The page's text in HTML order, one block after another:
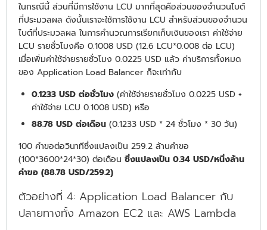
ในกรณีนี้ ส่วนที่มีการใช้งาน LCU มากที่สุดคือส่วนของจำนวนไบต์
ที่ประมวลผล ดังนั้นเราจะใช้การใช้งาน LCU สำหรับส่วนของจำนวน
ไบต์ที่ประมวลผล ในการคำนวณการเรียกเก็บเงินของเรา ค่าใช้จ่าย
LCU รายชั่วโมงคือ 0.1008 USD (12.6 LCU*0.008 ต่อ LCU)
เมื่อเพิ่มค่าใช้จ่ายรายชั่วโมง 0.0225 USD แล้ว ค่าบริการทั้งหมด
ของ Application Load Balancer ก็จะเท่ากับ
0.1233 USD ต่อชั่วโมง (ค่าใช้จ่ายรายชั่วโมง 0.0225 USD +
ค่าใช้จ่าย LCU 0.1008 USD) หรือ
88.78 USD ต่อเดือน (0.1233 USD * 24 ชั่วโมง * 30 วัน)
100 คำขอต่อวินาทีซึ่งแปลงเป็น 259.2 ล้านคำขอ
(100*3600*24*30) ต่อเดือน ซึ่งแปลงเป็น 0.34 USD/หนึ่งล้าน
คำขอ (88.78 USD/259.2)
ตัวอย่างที่ 4: Application Load Balancer กับ
ปลายทางทั้ง Amazon EC2 และ AWS Lambda